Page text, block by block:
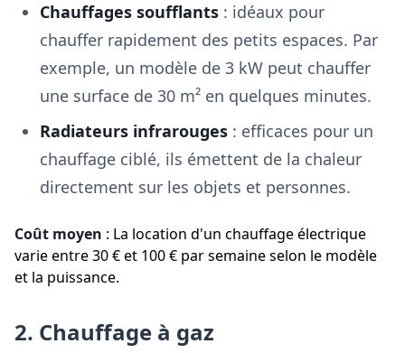
Chauffages soufflants : idéaux pour
chauffer rapidement des petits espaces. Par
exemple, un modèle de 3 kW peut chauffer
une surface de 30 m² en quelques minutes.
Radiateurs infrarouges : efficaces pour un
chauffage ciblé, ils émettent de la chaleur
directement sur les objets et personnes.
Coût moyen : La location d'un chauffage électrique
varie entre 30 € et 100 € par semaine selon le modèle
et la puissance.
2. Chauffage à gaz